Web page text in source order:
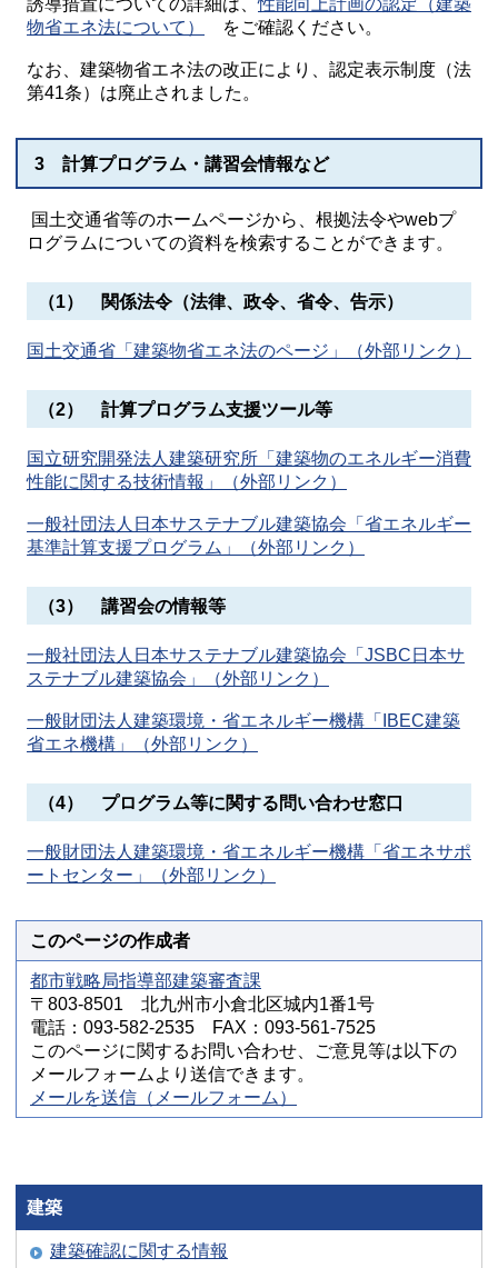
誘導措置についての詳細は、性能向上計画の認定（建築
物省エネ法について）
をご確認ください。
なお、建築物省エネ法の改正により、認定表示制度（法
第41条）は廃止されました。
3 計算プログラム・講習会情報など
国土交通省等のホームページから、根拠法令やwebプ
ログラムについての資料を検索することができます。
（1） 関係法令（法律、政令、省令、告示）
国土交通省「建築物省エネ法のページ」（外部リンク）
（2） 計算プログラム支援ツール等
国立研究開発法人建築研究所「建築物のエネルギー消費
性能に関する技術情報」（外部リンク）
一般社団法人日本サステナブル建築協会「省エネルギー
基準計算支援プログラム」（外部リンク）
（3） 講習会の情報等
一般社団法人日本サステナブル建築協会「JSBC日本サ
ステナブル建築協会」（外部リンク）
一般財団法人建築環境・省エネルギー機構「IBEC建築
省エネ機構」（外部リンク）
（4） プログラム等に関する問い合わせ窓口
一般財団法人建築環境・省エネルギー機構「省エネサポ
ートセンター」（外部リンク）
このページの作成者
都市戦略局指導部建築審査課
〒803-8501 北九州市小倉北区城内1番1号
電話：093-582-2535 FAX：093-561-7525
このページに関するお問い合わせ、ご意見等は以下の
メールフォームより送信できます。
メールを送信（メールフォーム）
建築
建築確認に関する情報